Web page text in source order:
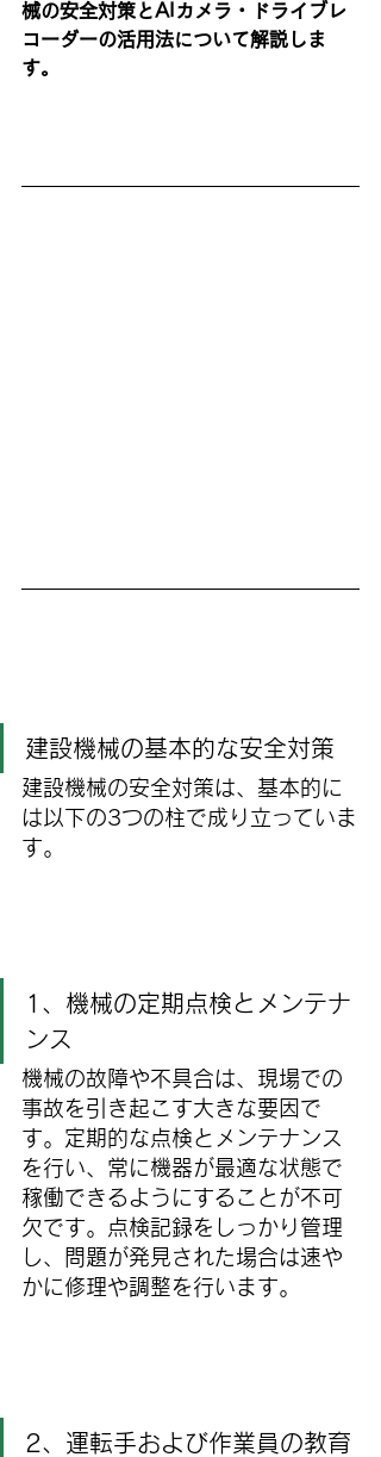
械の安全対策とAIカメラ・ドライブレ
コーダーの活用法について解説しま
す。
建設機械の基本的な安全対策
建設機械の安全対策は、基本的に
は以下の3つの柱で成り立っていま
す。
1、機械の定期点検とメンテナ
ンス
機械の故障や不具合は、現場での
事故を引き起こす大きな要因で
す。定期的な点検とメンテナンス
を行い、常に機器が最適な状態で
稼働できるようにすることが不可
欠です。点検記録をしっかり管理
し、問題が発見された場合は速や
かに修理や調整を行います。
2、運転手および作業員の教育